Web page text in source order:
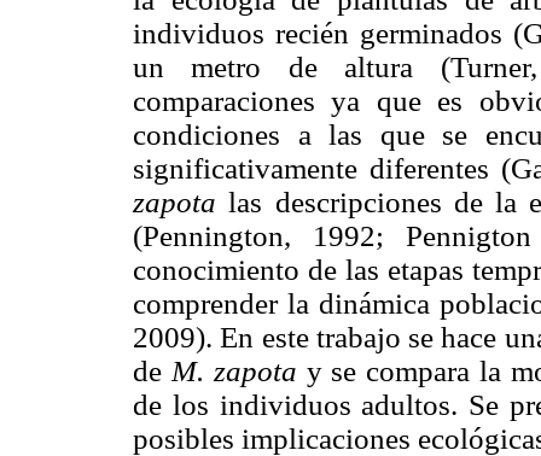
individuos recién germinados
un metro de altura
comparaciones ya que es
condiciones a las que se
significativamente diferentes
zapota las descripciones de la
(Pennington, 1992;
conocimiento de las etapas
comprender la dinámica
2009). En este trabajo se hace
de M. zapota y se compara la
de los individuos adultos. Se
posibles implicaciones